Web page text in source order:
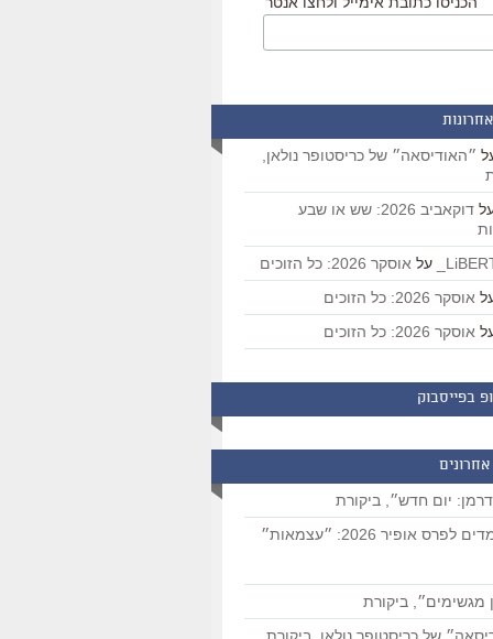
״האודיסאה״ של כריסטופר נולאן,
דוקאביב 2026: שש או שבע
על אוסקר 2026: כל הזוכים
אוסקר 2026: כל הזוכים
אוסקר 2026: כל הזוכים
בפייסבוק
יום חדש״, ביקורת
המועמדים לפרס אופיר 2026: ״עצמאות״
מגשימים״, ביקורת
של כריסטופר נולאן, ביקורת